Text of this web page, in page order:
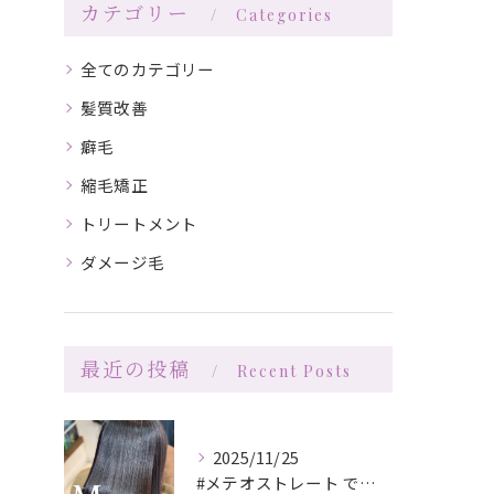
カテゴリー Categories
全てのカテゴリー
髪質改善
癖毛
縮毛矯正
トリートメント
ダメージ毛
最近の投稿 Recent Posts
2025/11/25
#メテオストレート でさらツヤ🪞